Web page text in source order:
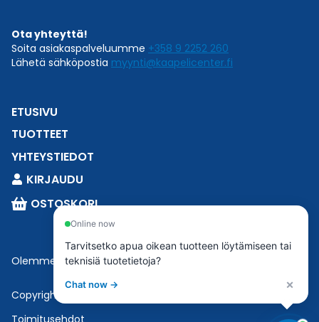
Ota yhteyttä!
Soita asiakaspalveluumme +358 9 2252 260
Lähetä sähköpostia myynti@kaapelicenter.fi
ETUSIVU
TUOTTEET
YHTEYSTIEDOT
KIRJAUDU
OSTOSKORI
Olemme osaEsbeconia.
Copyright © 2023 Esbecon | All Rights Reserved
Toimitusehdot
Online now
Tarvitsetko apua oikean tuotteen löytämiseen tai
teknisiä tuotetietoja?
Chat now → ×